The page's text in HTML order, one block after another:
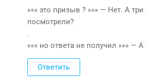
««« это призыв ? »»» — Нет. А
посмотрели?
.
««« но ответа не получил »»» —
Ответить